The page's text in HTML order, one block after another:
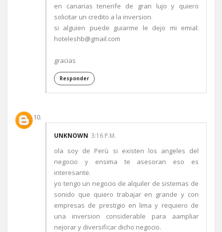
en canarias tenerife de gran lujo y quiero
solicitar un credito a la inversion.
si alguien puede guiarme le dejo mi emial:
hoteleshb@gmail.com
gracias
Responder
UNKNOWN 3:16 P.M.
ola soy de Perù si existen los angeles del
negocio y ensima te asesoran eso es
interesante.
yo tengo un negocio de alquiler de sistemas de
sonido que quiero trabajar en grande y con
empresas de prestigio en lima y requiero de
una inversion considerable para aampliar
nejorar y diversificar dicho negocio.